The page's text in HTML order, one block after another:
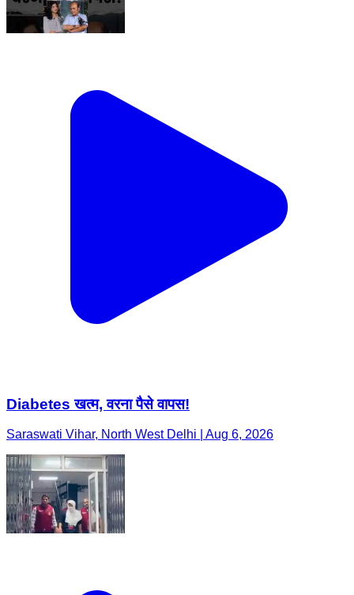
Diabetes खत्म, वरना पैसे वापस!
Saraswati Vihar, North West Delhi | Aug 6, 2026